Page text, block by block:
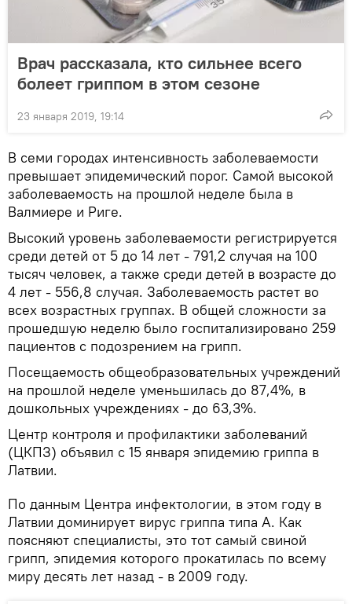
Врач рассказала, кто сильнее всего
болеет гриппом в этом сезоне
23 января 2019, 19:14
В семи городах интенсивность заболеваемости
превышает эпидемический порог. Самой высокой
заболеваемость на прошлой неделе была в
Валмиере и Риге.
Высокий уровень заболеваемости регистрируется
среди детей от 5 до 14 лет - 791,2 случая на 100
тысяч человек, а также среди детей в возрасте до
4 лет - 556,8 случая. Заболеваемость растет во
всех возрастных группах. В общей сложности за
прошедшую неделю было госпитализировано 259
пациентов с подозрением на грипп.
Посещаемость общеобразовательных учреждений
на прошлой неделе уменьшилась до 87,4%, в
дошкольных учреждениях - до 63,3%.
Центр контроля и профилактики заболеваний
(ЦКПЗ) объявил с 15 января эпидемию гриппа в
Латвии.
По данным Центра инфектологии, в этом году в
Латвии доминирует вирус гриппа типа А. Как
поясняют специалисты, это тот самый свиной
грипп, эпидемия которого прокатилась по всему
миру десять лет назад - в 2009 году.